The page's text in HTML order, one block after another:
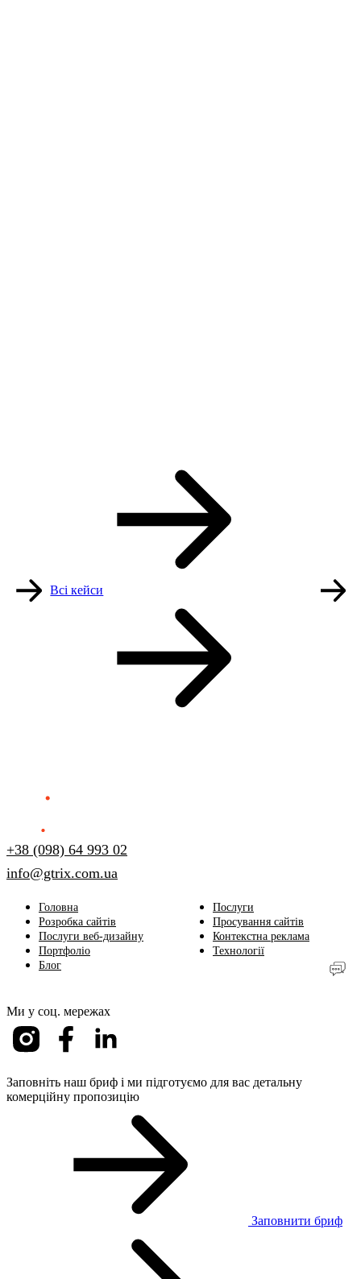
Всі кейси
+38 (098) 64 993 02
info@gtrix.com.ua
Головна
Послуги
Розробка сайтів
Просування сайтів
Послуги веб-дизайну
Контекстна реклама
Портфоліо
Технології
Блог
Ми у соц. мережах
Заповніть наш бриф і ми підготуємо для вас детальну
комерційну пропозицію
Заповнити бриф